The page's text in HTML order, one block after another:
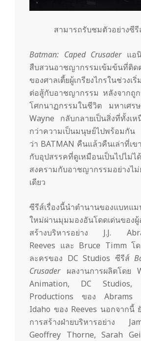
สามารถรับชมตัวอย่างซีรี
Batman: Caped Crusaderแอนิ
สืบสวนอาชญากรรมเข้มข้นที่ติด
ของศาลเตี้ยผู้เกรียงไกรในช่วงเ
ต่อสู้กับอาชญากรรม หลังจากถู
โศกนาฏกรรมในชีวิต มหาเศร
Wayne กลับกลายเป็นสิ่งที่ทั้งเห
กว่าความเป็นมนุษย์ไปพร้อมกั
ว่า BATMAN คืนแล้วคืนเล่าที่เ
กับอุปสรรคที่ดูเหมือนเป็นไป
สงครามกับอาชญากรรมอย่างไ
เดียว
ซีรีส์เรื่องนี้นำตำนานของแบทแ
ใหม่ผ่านมุมมองอันโดดเด่นของผู้
สร้างบริหารอย่าง J.J.
Reeves และ Bruce Timm โด
ละครของ DC Studios ซีรีส์
Crusaderผลงานการผลิตโดย
Animation, DC Studios,
Productions ของ
Idaho ของ Reeves นอกจากนี้
การสร้างฝ่ายบริหารอย่าง
Geoffrey Thorne, Sarah